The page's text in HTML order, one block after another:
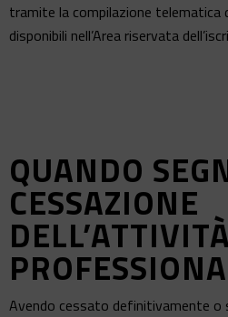
tramite la compilazione telematica
disponibili nell’Area riservata
QUANDO
CESSAZIONE
DELL’ATTIVITÀ
Avendo cessato definitivamente o